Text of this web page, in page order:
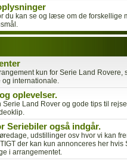
du kan se og læse om de forskellige
kun for Serie Land Rovere,
internationale.
oplevelser.
Serie Land Rover og gode tips til
Seriebiler også indgår.
udstillinger osv hvor vi kan
der kan kun annonceres her hvis
i arrangementet.